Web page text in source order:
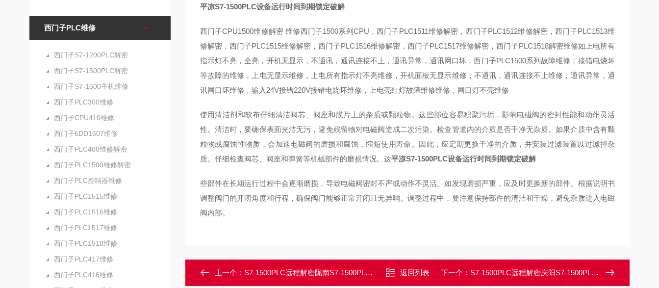
西门子PLC维修
西门子S7-1200PLC解密
西门子S7-1500PLC解密
西门子S7-1500主机维修
西门子PLC300维修
西门子CPU410维修
西门子6DD1607维修
西门子PLC400维修解密
西门子PLC1500维修解密
西门子PLC控制器维修
西门子PLC1515维修
西门子PLC1516维修
西门子PLC1517维修
西门子PLC1518维修
西门子PLC417维修
西门子PLC416维修
平凉S7-1500PLC设备运行时间到期锁定破解
西门子CPU1500维修解密 维修西门子1500系列CPU，西门子PLC1511维修解密，西门子PLC1512维修解密，西门子PLC1513维
修解密，西门子PLC1515维修解密，西门子PLC1516维修解密，西门子PLC1517维修解密，西门子PLC1518解密维修如上电所有
指示灯不亮，全亮，开机无显示，不通讯，通讯连接不上，通讯异常，通讯网口坏，西门子PLC1500系列故障维修；接错电烧坏
等故障的维修，上电无显示维修，上电所有指示灯不亮维修，开机面板无显示维修，不通讯，通讯连接不上维修，通讯异常，通
讯网口坏维修，输入24V接错220V接错电烧坏维修，上电亮红灯故障维修维修，网口灯不亮维修
使用清洁剂和软布仔细清洁阀芯、阀座和膜片上的杂质或颗粒物。这些部位容易积聚污垢，影响电磁阀的密封性能和动作灵活
性。清洁时，要确保表面光洁无污，避免残留物对电磁阀造成二次污染。检查管道内的介质是否干净无杂质。如果介质中含有颗
粒物或腐蚀性物质，会加速电磁阀的磨损和腐蚀，缩短使用寿命。因此，应定期更换干净的介质，并安装过滤装置以过滤掉杂
质。仔细检查阀芯、阀座和弹簧等机械部件的磨损情况。这平凉S7-1500PLC设备运行时间到期锁定破解
些部件在长期运行过程中会逐渐磨损，导致电磁阀密封不严或动作不灵活。如发现磨损严重，应及时更换新的部件。根据说明书
调整阀门的开闭角度和行程，确保阀门能够正常开闭且无异响。调整过程中，要注意保持部件的清洁和干燥，避免杂质进入电磁
阀内部。
上一个： S7-1500PLC远程解密陇南S7-1500PLC设备定时停机时间到期解密 返回列表 下一个： S7-1500PLC远程解密庆阳S7-1500PLC程序解密解锁/无风险破解